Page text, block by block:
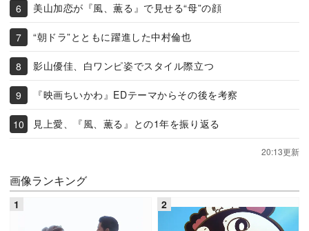
美山加恋が『風、薫る』で見せる“母”の顔
“朝ドラ”とともに躍進した中村倫也
影山優佳、白ワンピ姿でスタイル際立つ
『映画ちいかわ』EDテーマからその後を考察
見上愛、『風、薫る』との1年を振り返る
20:13更新
画像ランキング